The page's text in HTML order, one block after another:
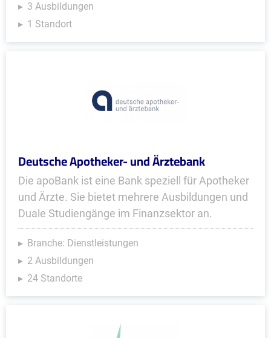
3 Ausbildungen
1 Standort
Deutsche Apotheker- und Ärztebank
Die apoBank ist eine Bank speziell für Apotheker
und Ärzte. Sie bietet mehrere Ausbildungen und
Duale Studiengänge im Finanzsektor an.
Branche: Dienstleistungen
2 Ausbildungen
24 Standorte